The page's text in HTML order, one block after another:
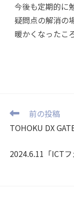
今後も定期的に
疑問点の解消の
暖かくなったこ
前の投稿
TOHOKU DX
2024.6.11「ICT